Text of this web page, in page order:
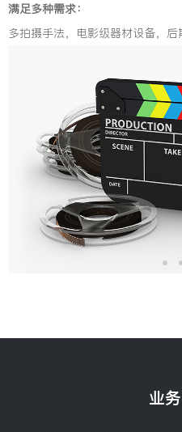
满足多种需求：
多拍摄手法，电影级器材设备，
业